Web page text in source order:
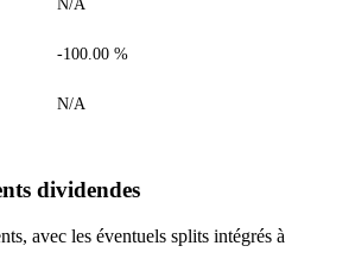
N/A
-100.00 %
N/A
dividendes
avec les éventuels splits intégrés à